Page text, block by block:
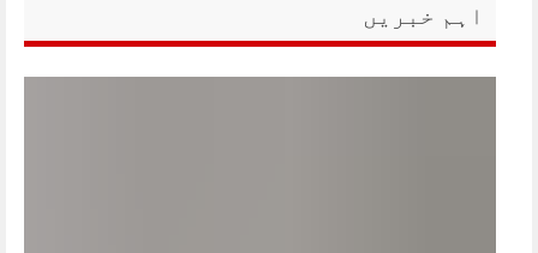
اہم خبریں